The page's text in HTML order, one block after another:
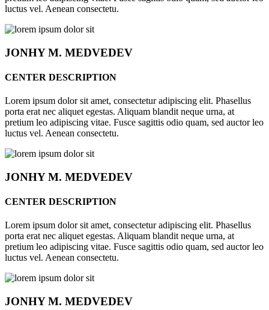
luctus vel. Aenean consectetu.
JONHYM. MEDVEDEV
CENTER DESCRIPTION
Lorem ipsum dolor sit amet, consectetur adipiscing elit. Phasellus
porta erat nec aliquet egestas. Aliquam blandit neque urna, at
pretium leo adipiscing vitae. Fusce sagittis odio quam, sed auctor leo
luctus vel. Aenean consectetu.
JONHYM. MEDVEDEV
CENTER DESCRIPTION
Lorem ipsum dolor sit amet, consectetur adipiscing elit. Phasellus
porta erat nec aliquet egestas. Aliquam blandit neque urna, at
pretium leo adipiscing vitae. Fusce sagittis odio quam, sed auctor leo
luctus vel. Aenean consectetu.
JONHYM. MEDVEDEV